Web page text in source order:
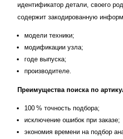
идентификатор детали, своего
содержит закодированную
модели техники;
модификации узла;
годе выпуска;
производителе.
Преимущества поиска по
100 % точность подбора;
исключение ошибок при заказе;
экономия времени на подбор